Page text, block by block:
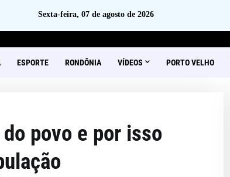
Sexta-feira, 07 de agosto de 2026
ESPORTE RONDÔNIA VÍDEOS PORTO VELHO
povo e por isso